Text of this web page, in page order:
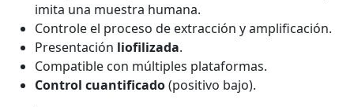
imita una muestra humana.
Controle el proceso de extracción y amplificación.
Presentación liofilizada.
Compatible con múltiples plataformas.
Control cuantificado(positivo bajo).